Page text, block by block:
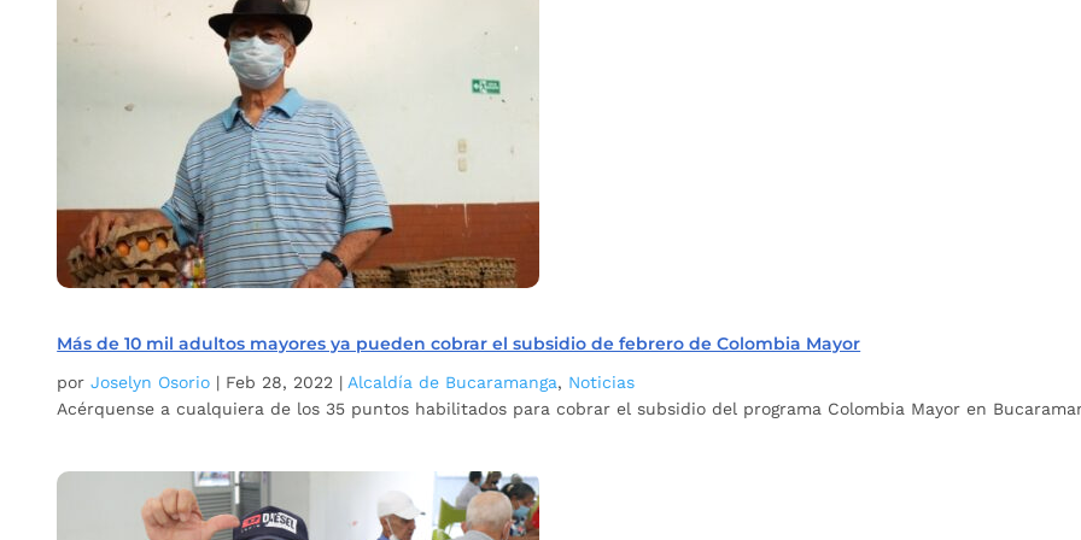
Más de 10 mil adultos mayores ya pueden cobrar el subsidio de febrero de Colombia Mayor
porJoselyn Osorio | Feb 28, 2022 |Alcaldía de Bucaramanga, Noticias
Acérquense a cualquiera de los 35 puntos habilitados para cobrar el subsidio del programa Colombia Mayor en